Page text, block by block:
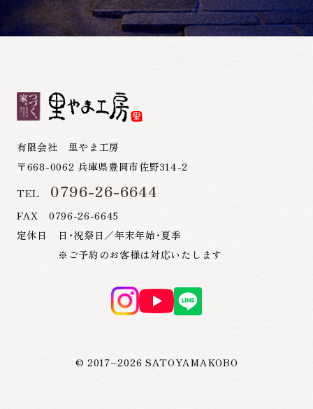
有限会社 里やま工房
〒668-0062 兵庫県豊岡市佐野314-2
TEL 0796-26-6644
FAX 0796-26-6645
定休日 日・祝祭日／年末年始・夏季
※ご予約のお客様は対応いたします
© 2017–2026 SATOYAMAKOBO